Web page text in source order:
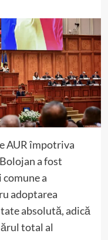
AUR împotriva
a fost
a
adoptarea
absolută, adică
total al